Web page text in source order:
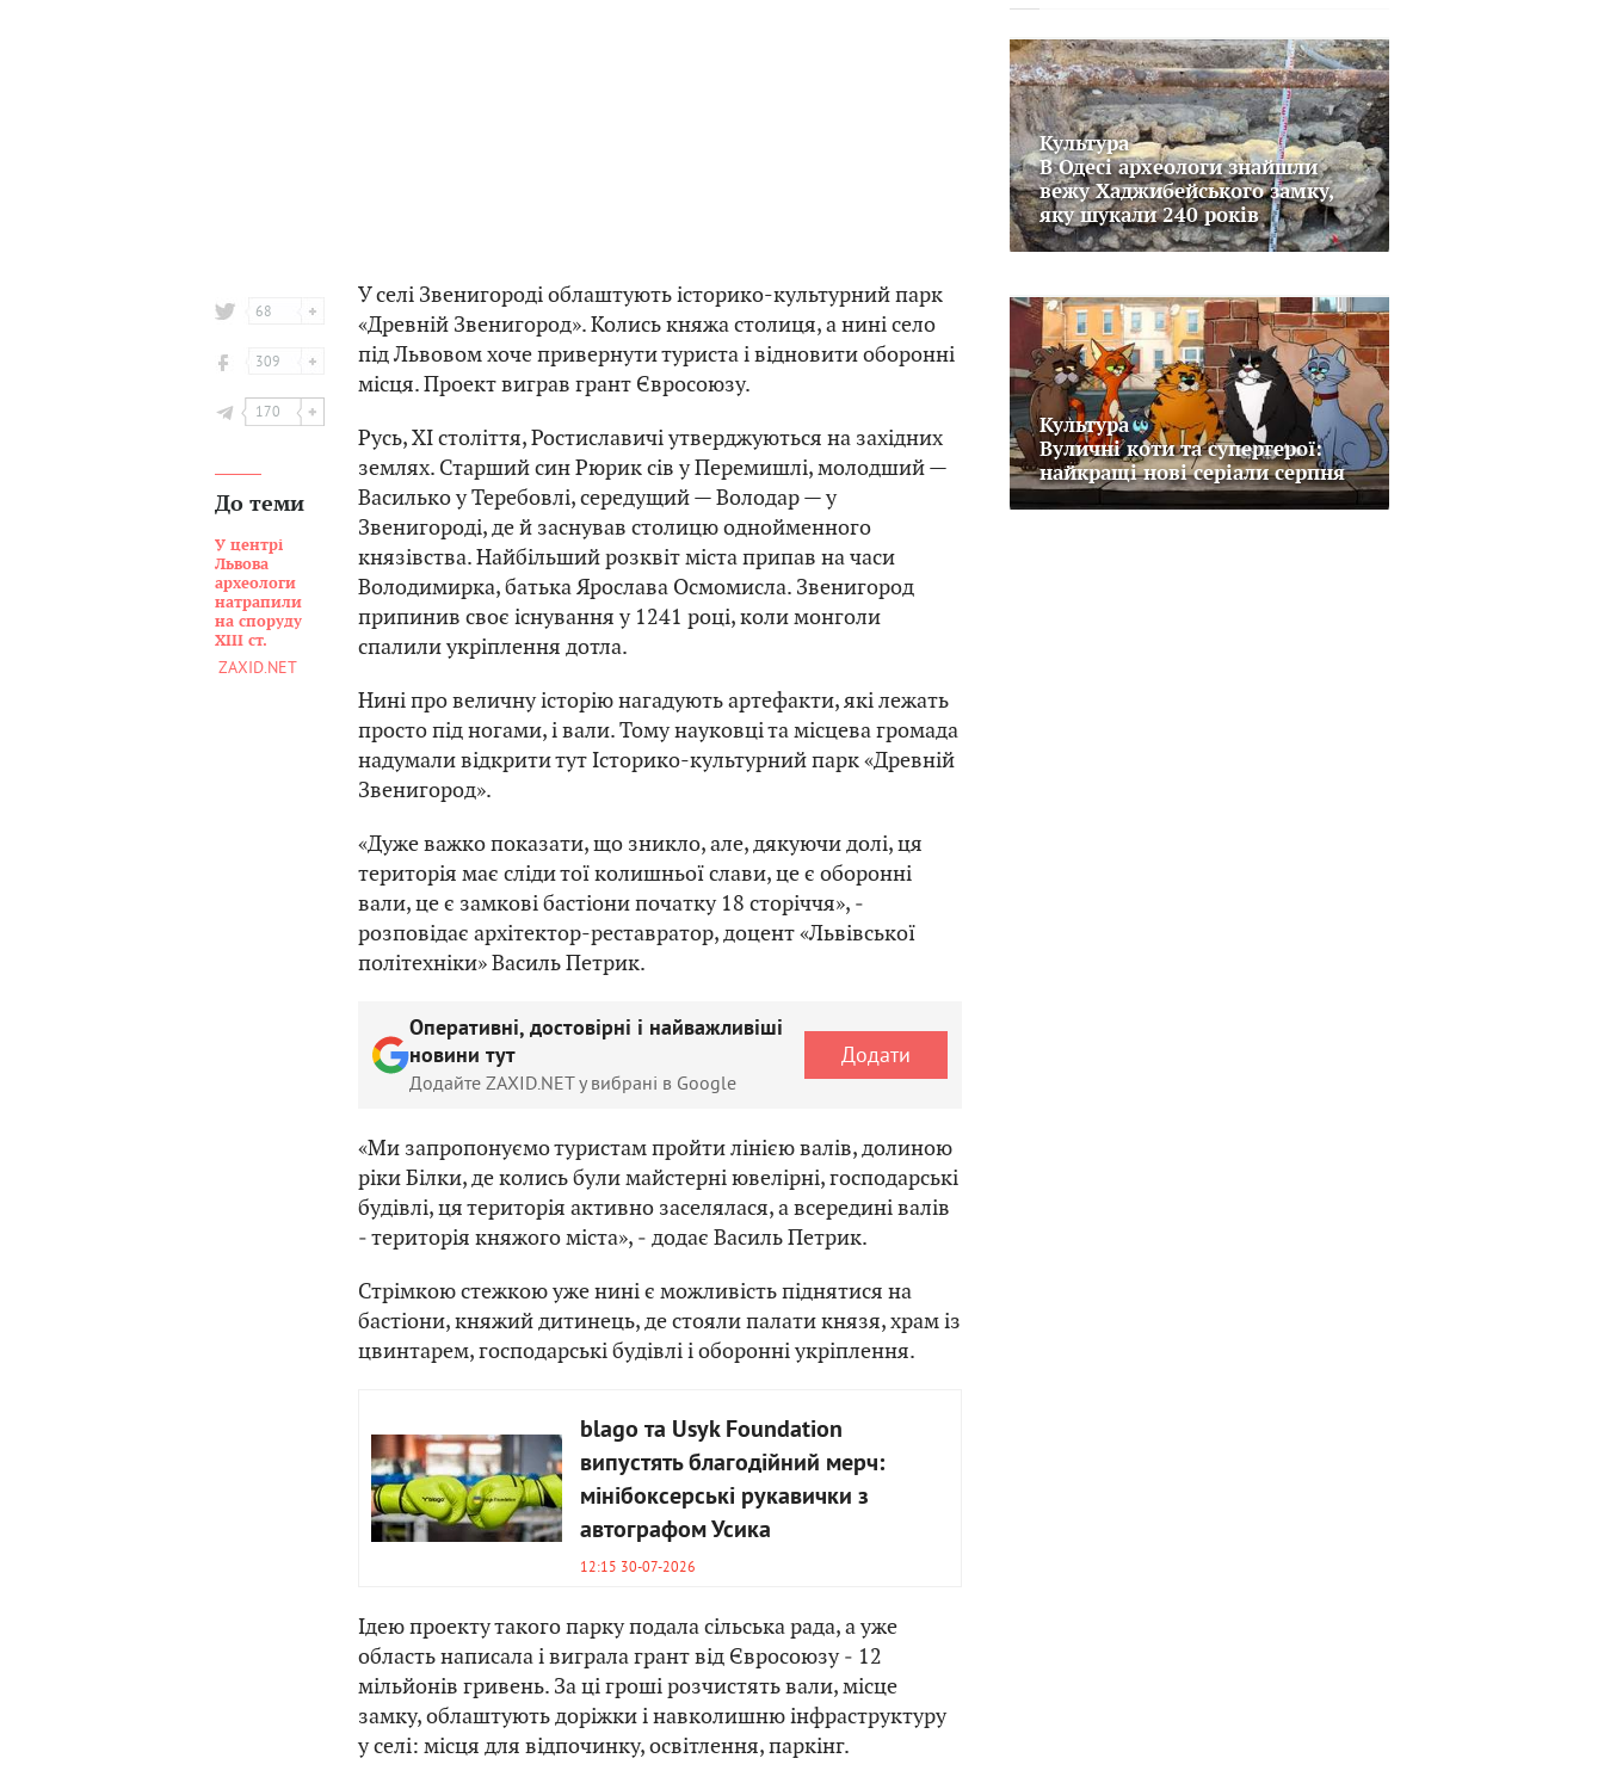
68
309
170
До теми
У центрі
Львова
археологи
натрапили
на споруду
ХІІІ ст.
ZAXID.NET
У селі Звенигороді облаштують історико-культурний парк
«Древній Звенигород». Колись княжа столиця, а нині село
під Львовом хоче привернути туриста і відновити оборонні
місця. Проект виграв грант Євросоюзу.
Русь, XI століття, Ростиславичі утверджуються на західних
землях. Старший син Рюрик сів у Перемишлі, молодший —
Василько у Теребовлі, середущий — Володар — у
Звенигороді, де й заснував столицю однойменного
князівства. Найбільший розквіт міста припав на часи
Володимирка, батька Ярослава Осмомисла. Звенигород
припинив своє існування у 1241 році, коли монголи
спалили укріплення дотла.
Нині про величну історію нагадують артефакти, які лежать
просто під ногами, і вали. Тому науковці та місцева громада
надумали відкрити тут Історико-культурний парк «Древній
Звенигород».
«Дуже важко показати, що зникло, але, дякуючи долі, ця
територія має сліди тої колишньої слави, це є оборонні
вали, це є замкові бастіони початку 18 сторіччя», ‒
розповідає архітектор-реставратор, доцент «Львівської
політехніки» Василь Петрик.
Оперативні, достовірні і найважливіші
новини тут
Додайте ZAXID.NET у вибрані в Google
Додати
«Ми запропонуємо туристам пройти лінією валів, долиною
ріки Білки, де колись були майстерні ювелірні, господарські
будівлі, ця територія активно заселялася, а всередині валів
‒ територія княжого міста», ‒ додає Василь Петрик.
Стрімкою стежкою уже нині є можливість піднятися на
бастіони, княжий дитинець, де стояли палати князя, храм із
цвинтарем, господарські будівлі і оборонні укріплення.
blago та Usyk Foundation
випустять благодійний мерч:
мінібоксерські рукавички з
автографом Усика
12:15 30-07-2026
Ідею проекту такого парку подала сільська рада, а уже
область написала і виграла грант від Євросоюзу ‒ 12
мільйонів гривень. За ці гроші розчистять вали, місце
замку, облаштують доріжки і навколишню інфраструктуру
у селі: місця для відпочинку, освітлення, паркінг.
Культура
В Одесі археологи знайшли
вежу Хаджибейського замку,
яку шукали 240 років
Культура
Вуличні коти та супергерої:
найкращі нові серіали серпня